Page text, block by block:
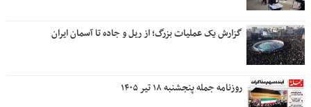
گزارش یک عملیات بزرگ؛ از ریل و جاده تا آسمان ایران
روزنامه جمله پنجشنبه ۱۸ تیر ۱۴۰۵